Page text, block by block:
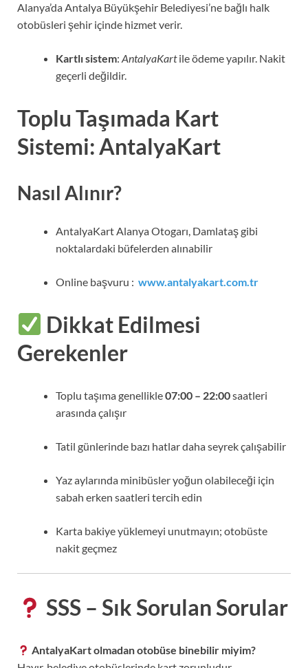
Alanya’da Antalya Büyükşehir Belediyesi’ne bağlı halk
otobüsleri şehir içinde hizmet verir.
Kartlı sistem: AntalyaKartile ödeme yapılır. Nakit
geçerli değildir.
Toplu Taşımada Kart
Sistemi:AntalyaKart
Nasıl Alınır?
AntalyaKart Alanya Otogarı, Damlataş gibi
noktalardaki büfelerden alınabilir
Online başvuru : www.antalyakart.com.tr
Dikkat Edilmesi
Gerekenler
Toplu taşıma genellikle07:00 – 22:00saatleri
arasında çalışır
Tatil günlerinde bazı hatlar daha seyrek çalışabilir
Yaz aylarında minibüsler yoğun olabileceği için
sabah erken saatleri tercih edin
Karta bakiye yüklemeyi unutmayın; otobüste
nakit geçmez
SSS – Sık Sorulan Sorular
AntalyaKart olmadan otobüse binebilir miyim?